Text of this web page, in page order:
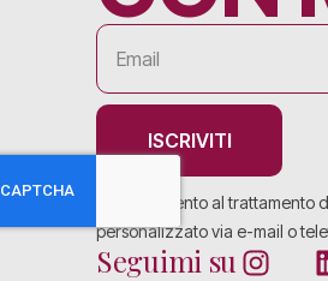
Acconsento al trattamento
personalizzato via e-mail o
ISCRIVITI
Seguimi su